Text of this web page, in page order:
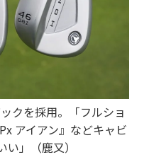
クを採用。「フルショ
アイアン』などキャビ
」（鹿又）